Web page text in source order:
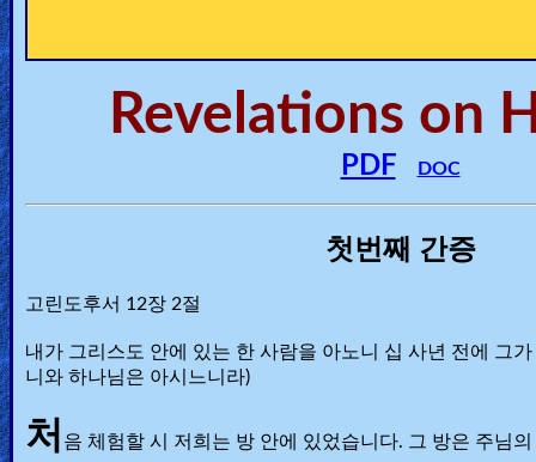
Witch
Muslim
Bible
🎞
Movies
Revelations on
PDF DOC
첫번째 간증
고린도후서 12장 2절
내가 그리스도 안에 있는 한 사람을 아노니 십 사년 전에 그
니와 하나님은 아시느니라)
처 음 체험할 시 저희는 방 안에 있었습니다. 그 방은 주님